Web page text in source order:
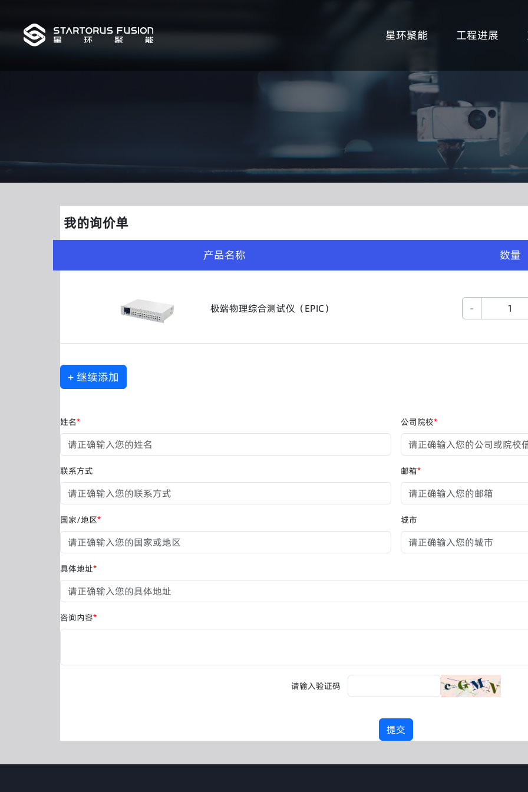
星环聚能 工程进展
我的询价单
产品名称 数量
极端物理综合测试仪（EPIC） -
+ 继续添加
姓名* 公司院校*
联系方式 邮箱*
国家/地区* 城市
具体地址*
咨询内容*
请输入验证码
提交